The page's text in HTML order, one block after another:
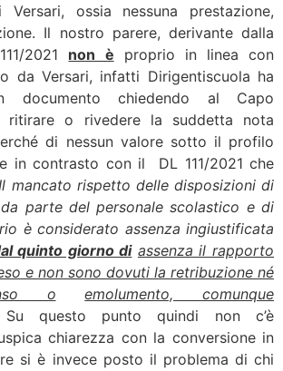
ossia nessuna prestazione,
Il nostro parere, derivante dalla
2021 non è proprio in linea con
da Versari, infatti Dirigentiscuola ha
documento chiedendo al Capo
ritirare o rivedere la suddetta nota
di nessun valore sotto il profilo
in contrasto con il DL 111/2021 che
mancato rispetto delle disposizioni di
parte del personale scolastico e di
è considerato assenza ingiustificata
quinto giorno di assenza il rapporto
e non sono dovuti la retribuzione né
o
emolumento, comunque
questo punto quindi non c’è
chiarezza con la conversione in
si è invece posto il problema di chi